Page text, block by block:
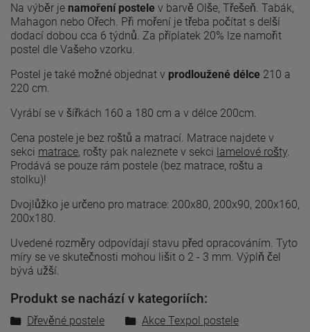
Na výběr je namoření postele v barvě Olše, Třešeň. Tabák,
Mahagon nebo Ořech. Při moření je třeba počítat s delší
dodací dobou cca 6 týdnů. Za příplatek 20% lze namořit
postel dle Vašeho vzorku.
Postel je také možné objednat v prodloužené délce 210 a
220 cm.
Vyrábí se v šířkách 160 a 180 cm a v délce 200cm.
Cena postele je bez roštů a matrací. Matrace najdete v
sekci matrace, rošty pak naleznete v sekci lamelové rošty.
Prodává se pouze rám postele (bez matrace, roštu a
stolku)!
Dvojlůžko je určeno pro matrace: 200x80, 200x90, 200x160,
200x180.
Uvedené rozměry odpovídají stavu před opracováním. Tyto
míry se ve skutečnosti mohou lišit o 2 - 3 mm. Výplň čel
bývá užší.
Produkt se nachází v kategoriích:
Dřevěné postele
Akce Texpol postele